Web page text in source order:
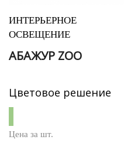
ИНТЕРЬЕРНОЕ
ОСВЕЩЕНИЕ
АБАЖУР ZOO
Цветовое решение
Цена за шт.